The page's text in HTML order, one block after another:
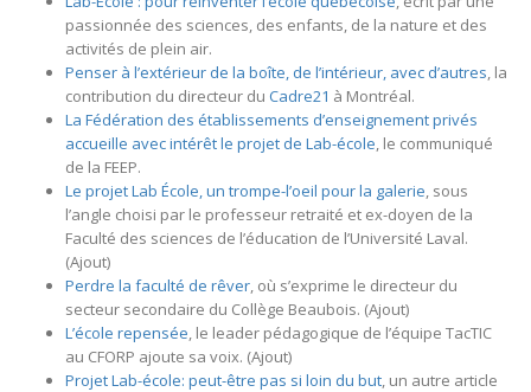
passionnée des sciences, des enfants, de la nature et des
activités de plein air.
Penser à l’extérieur de la boîte, de l’intérieur, avec d’autres , la
contribution du directeur du Cadre21 à Montréal.
La Fédération des établissements d’enseignement privés
accueille avec intérêt le projet de Lab-école , le communiqué
de la FEEP.
Le projet Lab École, un trompe-l’oeil pour la galerie , sous
l’angle choisi par le professeur retraité et ex-doyen de la
Faculté des sciences de l’éducation de l’Université Laval.
(Ajout)
Perdre la faculté de rêver , où s’exprime le directeur du
secteur secondaire du Collège Beaubois. (Ajout)
L’école repensée , le leader pédagogique de l’équipe TacTIC
au CFORP ajoute sa voix. (Ajout)
Projet Lab-école: peut-être pas si loin du but , un autre article